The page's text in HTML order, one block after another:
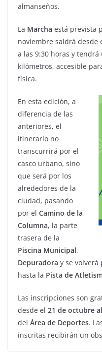
almanseños.
La Marcha está prevista
noviembre saldrá desde
a las 9:30 horas y
kilómetros, accesible
física.
En esta edición, a
diferencia de las
anteriores, el
itinerario no
transcurrirá por el
casco urbano, sino
que será por los
alrededores de la
ciudad, pasando
por el Camino de la
Columna, la parte
trasera de la
Piscina Municipal,
Depuradora y se volverá
hasta la Pista de
Las inscripciones son
desde el 21 de octubre
del Área de Deportes.
inscritas recibirán un